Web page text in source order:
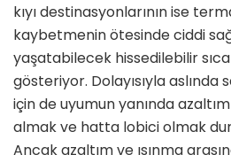
kıyı destinasyonlarının ise
kaybetmenin ötesinde ciddi
yaşatabilecek hisse­dilebilir
göste­riyor. Dolayısıyla
için de uyumun yanında
almak ve hatta lobici olmak
Ancak azaltım ve ısınma